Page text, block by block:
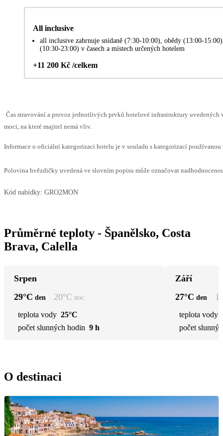
All inclusive
all inclusive zahrnuje snídaně (7:30-10:00), obědy (13:00-
(10:30-23:00) v časech a místech určených hotelem
+11 200 Kč /celkem
Čas stravování a provoz jednotlivých prvků hotelové infrastruktury uvedených
moci, na které majitel nemá vliv.
Informace o oficiální kategorizaci hotelu je v souladu s kategorizací
Polovina hvězdičky uvedená ve slovním popisu může označovat
Kód nabídky: GRO2MON
Průměrné teploty - Španělsko, Costa
Brava, Calella
Srpen
29°C den 20°C noc
teplota vody 25°C
počet slunných hodin 9 h
Září
27°C den
teplota vody
počet
O destinaci